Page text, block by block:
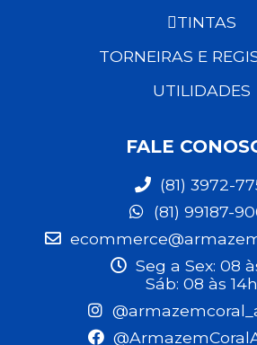
TINTAS
TORNEIRAS E
UTILIDADES
FALE
(81) 3972-
(81) 99187-
Seg a Sex: 08
Sáb: 08 às 14h